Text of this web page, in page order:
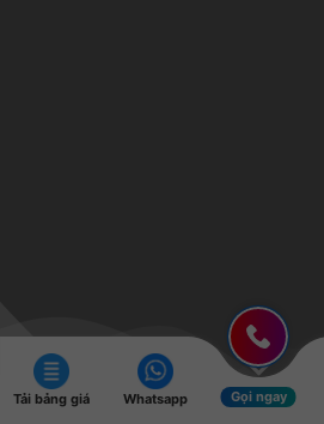
Tải bảng giá Whatsapp Gọi ngay